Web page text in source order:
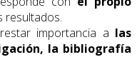
resultados.
importancia a las
la bibliografía